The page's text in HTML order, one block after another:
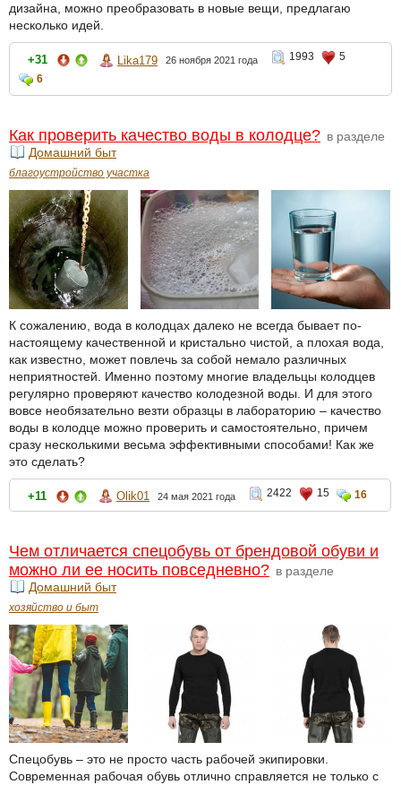
дизайна, можно преобразовать в новые вещи, предлагаю
несколько идей.
+31 Lika179 26 ноября 2021 года 1993
5
6
Как проверить качество воды в колодце? в разделе
Домашний быт
благоустройство участка
К сожалению, вода в колодцах далеко не всегда бывает по-
настоящему качественной и кристально чистой, а плохая вода,
как известно, может повлечь за собой немало различных
неприятностей. Именно поэтому многие владельцы колодцев
регулярно проверяют качество колодезной воды. И для этого
вовсе необязательно везти образцы в лабораторию – качество
воды в колодце можно проверить и самостоятельно, причем
сразу несколькими весьма эффективными способами! Как же
это сделать?
+11 Olik01 24 мая 2021 года 2422 15 16
Чем отличается спецобувь от брендовой обуви и
можно ли ее носить повседневно? в разделе
Домашний быт
хозяйство и быт
Спецобувь – это не просто часть рабочей экипировки.
Современная рабочая обувь отлично справляется не только с